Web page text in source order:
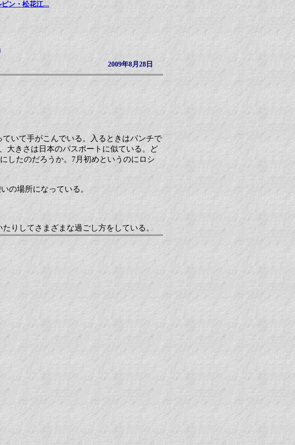
ピン・松花江...
2009年8月28日
いて手がこんでいる。入るときはパンチで
大きさは日本のパスポートに似ている。ど
したのだろうか。7月初めというのにロシ
の場所になっている。
りしてさまざまな過ごし方をしている。